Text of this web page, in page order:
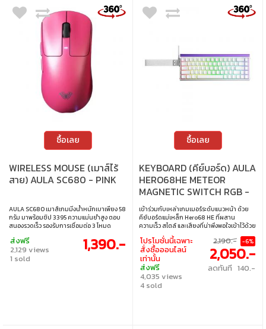
ซื้อเลย
WIRELESS MOUSE (เมาส์ไร้
สาย) AULA SC680 - PINK
AULA SC680 เมาส์เกมมิ่งน้ำหนักเบาเพียง 58
กรัม มาพร้อมชิป 3395 ความแม่นยำสูง ตอบ
สนองรวดเร็ว รองรับการเชื่อมต่อ 3 โหมด
สรีรศาสตร์ จับถนัดมือ เหมาะสำหรับทั้งเกมเม
อร์สายแข่งขันและผู้เล่นทั่วไปที่ต้องการความ
คล่องตัวและสบายในการใช้งานระยะยาว • DPI :
ส่งฟรี
2,129 views
1 sold
1,390.-
ซื้อเลย
KEYBOARD (คีย์บอร์ด) AULA
HERO68HE METEOR
MAGNETIC SWITCH RGB -
WHITE
เข้าร่วมกับเหล่าเกมเมอร์ระดับแนวหน้า ด้วย
คีย์บอร์ดแม่เหล็ก Hero68 HE ที่ผสาน
ความเร็ว สไตล์ และเสียงที่น่าพึงพอใจเข้าไว้ด้วย
กัน ไม่เพียงแค่มีค่าความหน่วงเพียง 0.125 มิลลิ
วินาที ซึ่งเร็วกว่าเกือบ 10 เท่าเมื่อเทียบกับคีย์
บอร์ดแมคคานิคทั่วไป Hero68 HE ยังมาพร้อม
แผ่นโลหะและโครงสร้างลดเสียงรบกวนถึง 5 ชั้น
ซึ่งหาได้ยากในคีย์บอร์ดแม่เหล็กทั่วไป ยก
ระดับจากเสียง “แคร่ก” ที่น่ารำคาญของ
คีย์บอร์ดแม่เหล็กแบบเดิม สู่ความเพลิดเพลิน
โปรโมชั่นนี้เฉพาะ
สั่งซื้อออนไลน์
เท่านั้น
ส่งฟรี
4,035 views
4 sold
2,190.- -6%
2,050.-
ลดทันที 140.-